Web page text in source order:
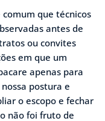
que técnicos
antes de
ou convites
em que um
apenas para
postura e
o escopo e fechar
não foi fruto de